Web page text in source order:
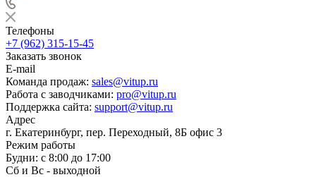
Телефоны
+7 (962) 315-15-45
Заказать звонок
E-mail
Команда продаж: sales@vitup.ru
Работа с заводчиками: pro@vitup.ru
Поддержка сайта: support@vitup.ru
Адрес
г. Екатеринбург, пер. Переходный, 8Б офис 3
Режим работы
Будни: с 8:00 до 17:00
Сб и Вс - выходной